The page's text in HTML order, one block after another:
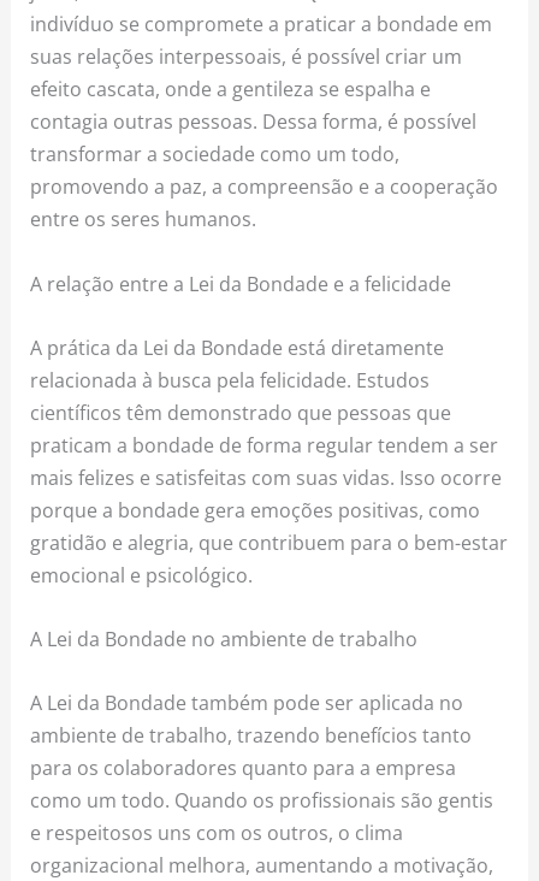
indivíduo se compromete a praticar a bondade em
suas relações interpessoais, é possível criar um
efeito cascata, onde a gentileza se espalha e
contagia outras pessoas. Dessa forma, é possível
transformar a sociedade como um todo,
promovendo a paz, a compreensão e a cooperação
entre os seres humanos.
A relação entre a Lei da Bondade e a felicidade
A prática da Lei da Bondade está diretamente
relacionada à busca pela felicidade. Estudos
científicos têm demonstrado que pessoas que
praticam a bondade de forma regular tendem a ser
mais felizes e satisfeitas com suas vidas. Isso ocorre
porque a bondade gera emoções positivas, como
gratidão e alegria, que contribuem para o bem-estar
emocional e psicológico.
A Lei da Bondade no ambiente de trabalho
A Lei da Bondade também pode ser aplicada no
ambiente de trabalho, trazendo benefícios tanto
para os colaboradores quanto para a empresa
como um todo. Quando os profissionais são gentis
e respeitosos uns com os outros, o clima
organizacional melhora, aumentando a motivação,